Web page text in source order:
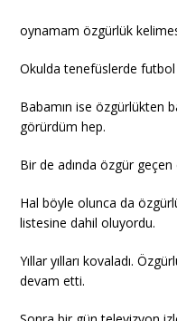
oynamam özgürlük
Okulda tenefüslerde
Babamın ise özgürlükten
görürdüm hep.
Bir de adında özgür
Hal böyle olunca da
listesine dahil oluyordu.
Yıllar yılları kovaladı.
devam etti.